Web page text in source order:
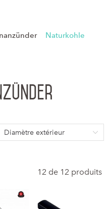
Naturkohle
Diamètre extérieur
12 de 12 produits